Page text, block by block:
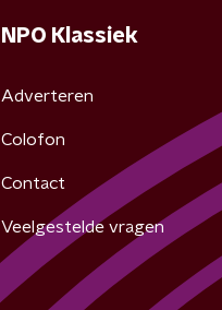
NPO Klassiek
Adverteren
Colofon
Contact
Veelgestelde vragen